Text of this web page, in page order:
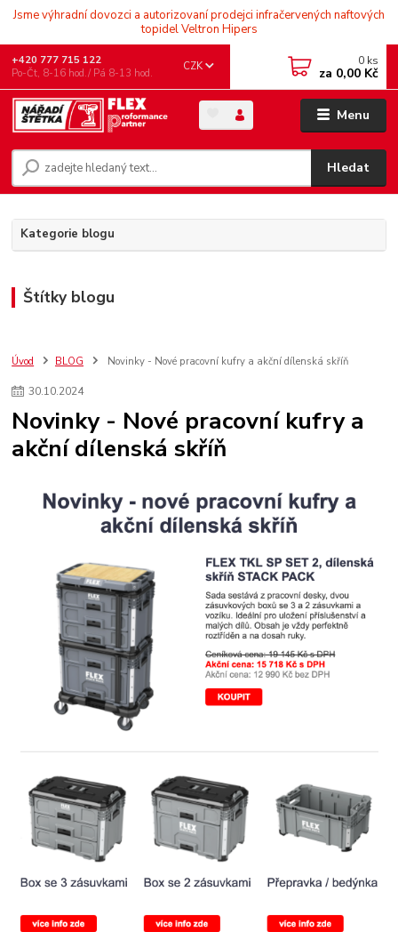
Jsme výhradní dovozci a autorizovaní prodejci infračervených naftových
topidel Veltron Hipers
Menu
CZK
Hledat
+420 777 715 122
Po-Čt, 8-16 hod./ Pá 8-13 hod.
0 ks
za 0,00 Kč
Kategorie blogu
Štítky blogu
Úvod BLOG Novinky - Nové pracovní kufry a akční dílenská skříň
30.10.2024
Novinky - Nové pracovní kufry a
akční dílenská skříň